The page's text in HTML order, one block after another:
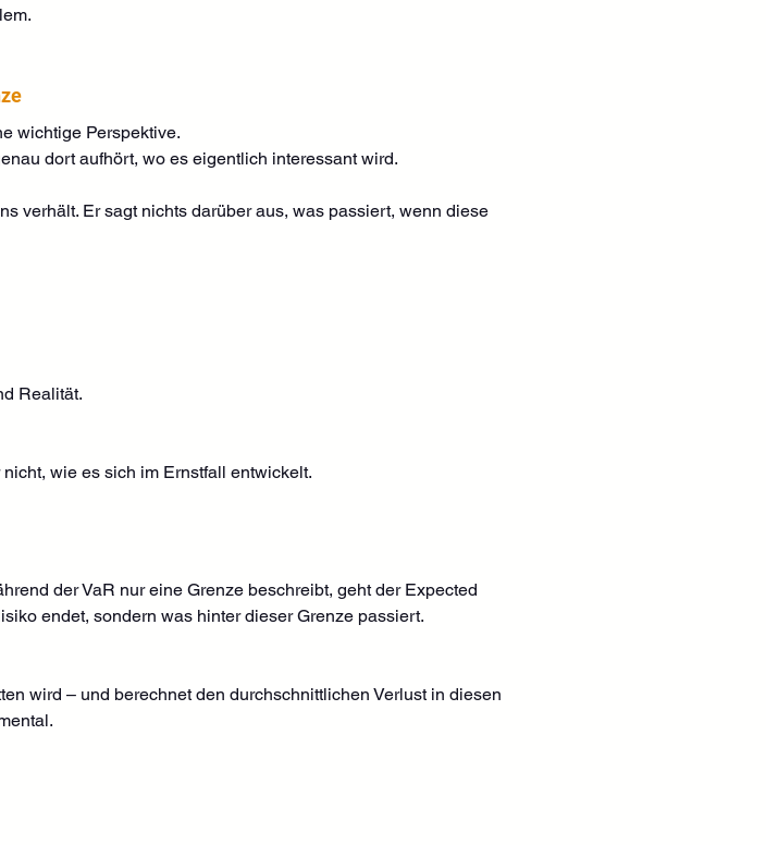
wichtige Perspektive.
dort aufhört, wo es eigentlich interessant wird.
verhält. Er sagt nichts darüber aus, was passiert, wenn diese
Realität.
wie es sich im Ernstfall entwickelt.
der VaR nur eine Grenze beschreibt, geht der Expected
endet, sondern was hinter dieser Grenze passiert.
wird – und berechnet den durchschnittlichen Verlust in diesen